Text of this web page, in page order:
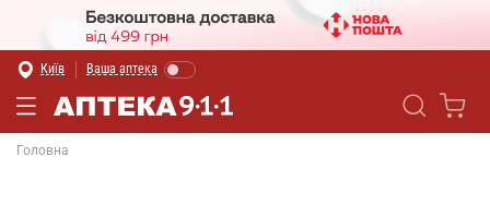
Київ Ваша аптека
Головна